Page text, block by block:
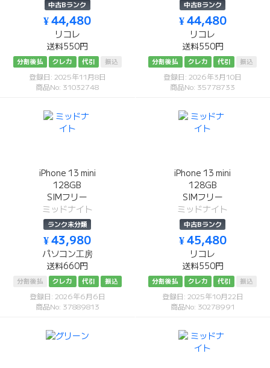
中古Bランク
¥ 44,480
リコレ
送料550円
分割後払 クレカ 代引 振込
登録日: 2025年11月8日
商品No: 31032748
中古Bランク
¥ 44,480
リコレ
送料550円
分割後払 クレカ 代引 振込
登録日: 2026年3月10日
商品No: 35778733
iPhone 13 mini
128GB
SIMフリー
ミッドナイト
ランク未分類
¥ 43,980
パソコン工房
送料660円
分割後払 クレカ 代引 振込
登録日: 2026年6月6日
商品No: 37889813
iPhone 13 mini
128GB
SIMフリー
ミッドナイト
中古Bランク
¥ 45,480
リコレ
送料550円
分割後払 クレカ 代引 振込
登録日: 2025年10月22日
商品No: 30278991